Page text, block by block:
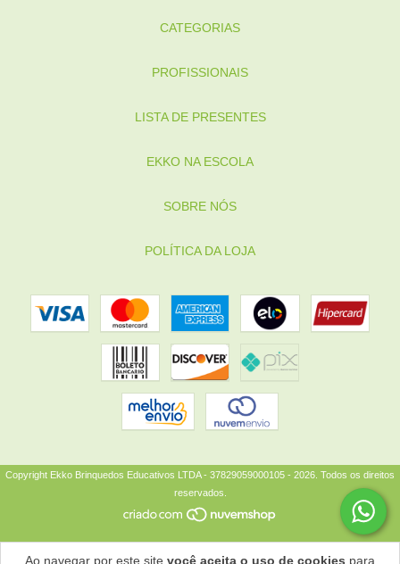
Ao navegar por este site você aceita o uso de cookies para
CATEGORIAS
PROFISSIONAIS
LISTA DE PRESENTES
EKKO NA ESCOLA
SOBRE NÓS
POLÍTICA DA LOJA
Copyright Ekko Brinquedos Educativos LTDA - 37829059000105 - 2026. Todos os direitos
reservados.